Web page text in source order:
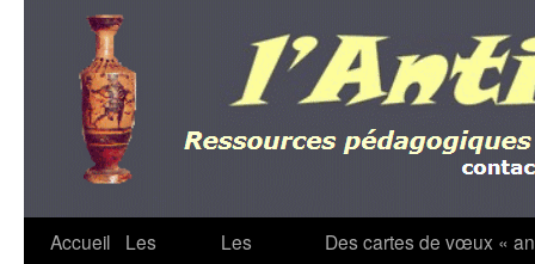
Accueil
Les
Les
Des cartes de vœux «